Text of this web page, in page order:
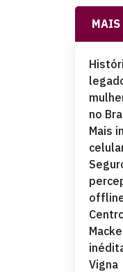
MAIS
no
Mais
Vigna